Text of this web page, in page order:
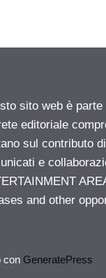
sito web è parte
editoriale
sul contributo
e
and other
con GeneratePress